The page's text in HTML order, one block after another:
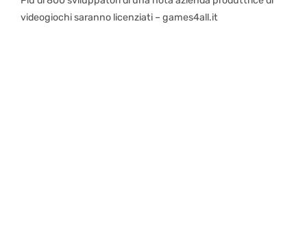
videogiochi saranno licenziati – games4all.it